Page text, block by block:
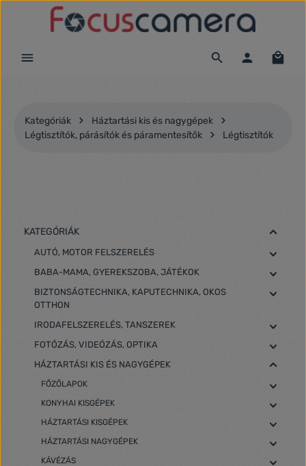
Ugrás a fő tartalomra
Kategóriák
Háztartási kis és nagygépek
Légtisztítók, párásítók és páramentesítők
Légtisztítók
KATEGÓRIÁK
AUTÓ, MOTOR FELSZERELÉS
BABA-MAMA, GYEREKSZOBA, JÁTÉKOK
BIZTONSÁGTECHNIKA, KAPUTECHNIKA, OKOS
OTTHON
IRODAFELSZERELÉS, TANSZEREK
FOTÓZÁS, VIDEÓZÁS, OPTIKA
HÁZTARTÁSI KIS ÉS NAGYGÉPEK
FŐZŐLAPOK
KONYHAI KISGÉPEK
HÁZTARTÁSI KISGÉPEK
HÁZTARTÁSI NAGYGÉPEK
KÁVÉZÁS